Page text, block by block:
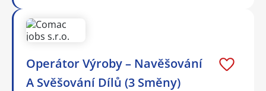
Operátor Výroby – Navěšování
A Svěšování Dílů (3 Směny)